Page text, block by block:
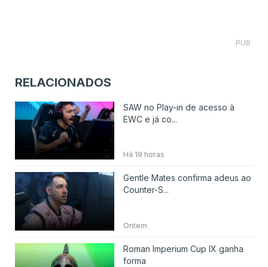
PUB
RELACIONADOS
SAW no Play-in de acesso à
EWC e já co...
Há 19 horas
Gentle Mates confirma adeus ao
Counter-S...
Ontem
Roman Imperium Cup IX ganha
forma